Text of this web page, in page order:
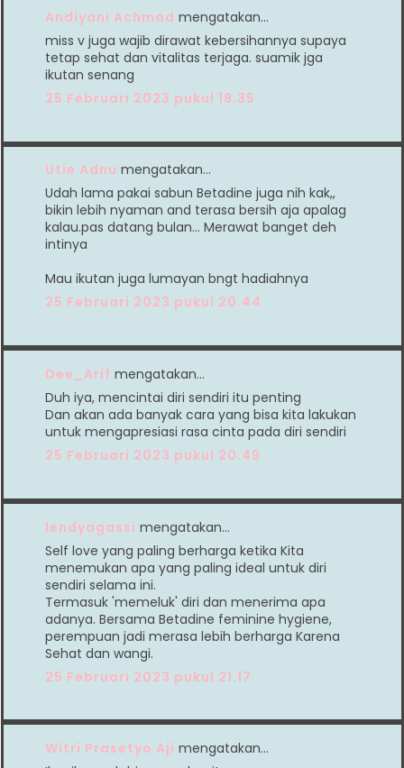
Andiyani Achmad mengatakan…
miss v juga wajib dirawat kebersihannya supaya
tetap sehat dan vitalitas terjaga. suamik jga
ikutan senang
25 Februari 2023 pukul 19.35
Utie Adnu mengatakan…
Udah lama pakai sabun Betadine juga nih kak,,
bikin lebih nyaman and terasa bersih aja apalag
kalau.pas datang bulan... Merawat banget deh
intinya
Mau ikutan juga lumayan bngt hadiahnya
25 Februari 2023 pukul 20.44
Dee_Arif mengatakan…
Duh iya, mencintai diri sendiri itu penting
Dan akan ada banyak cara yang bisa kita lakukan
untuk mengapresiasi rasa cinta pada diri sendiri
25 Februari 2023 pukul 20.49
lendyagassi mengatakan…
Self love yang paling berharga ketika Kita
menemukan apa yang paling ideal untuk diri
sendiri selama ini.
Termasuk 'memeluk' diri dan menerima apa
adanya. Bersama Betadine feminine hygiene,
perempuan jadi merasa lebih berharga Karena
Sehat dan wangi.
25 Februari 2023 pukul 21.17
Witri Prasetyo Aji mengatakan…